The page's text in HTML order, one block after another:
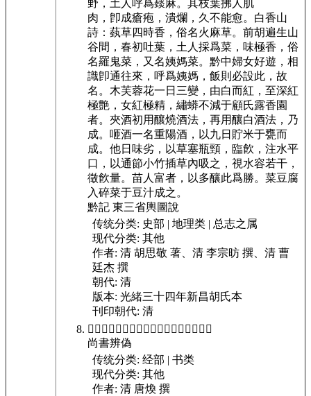
野，土人呼爲䕭麻。其枝葉拂人肌
肉，卽成瘡疱，潰爛，久不能愈。 白香山
詩：蓺草四時香，俗名火麻草。 前胡遍生山
谷間，春初吐葉，土人採爲菜，味極香，俗
名羅鬼菜，又名姨媽菜。黔中婦女好遊，相
識卽通往來，呼爲姨媽，飯則必設此，故
名。 木芙蓉花一日三變，由白而紅，至深紅
極艶， 女紅極精，繡蟒不減于顧氏露香園
者。 夾酒初用釀燒酒法，再用釀白酒法，乃
成。 咂酒一名重陽酒，以九日貯米于甕而
成。他日味劣，以草塞瓶頸，臨飮，注水平
口，以通節小竹插草內吸之，視水容若干，
徵飮量。苗人富者，以多釀此爲勝。 菜豆腐
入碎菜于豆汁成之。
黔記 東三省輿圖說
传统分类: 史部 | 地理类 | 总志之属
现代分类: 其他
作者: 清 胡思敬 著、清 李宗昉 撰、清 曹
廷杰 撰
朝代: 清
版本: 光緒三十四年新昌胡氏本
刊印朝代: 清
𤷚厥君時乃引惡惟朕憝已汝乃其速由兹義
尚書辨偽
传统分类: 经部 | 书类
现代分类: 其他
作者: 清 唐煥 撰